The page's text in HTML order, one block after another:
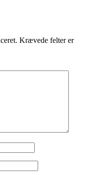
Krævede felter er